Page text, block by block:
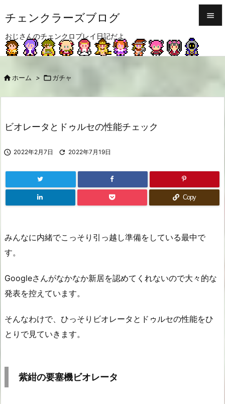
チェンクラーズブログ
おじさんのチェンクロプレイ日記だよ

前へ
 ホーム > ガチャ
ビオレータとドゥルセの性能チェック
 2022年2月7日  2022年7月19日
Copy
みんなに内緒でこっそり引っ越し準備をしている最中で
す。
Googleさんがなかなか新居を認めてくれないので大々的な
発表を控えています。
そんなわけで、ひっそりビオレータとドゥルセの性能をひ
とりで見ていきます。
紫紺の要塞機ビオレータ